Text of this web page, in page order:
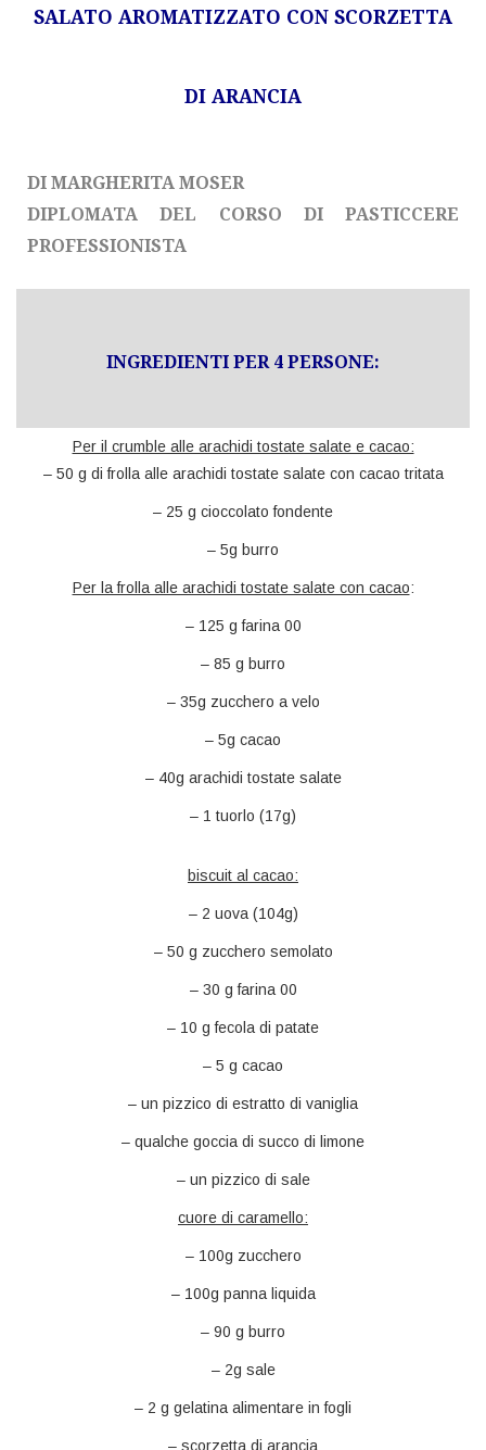
SALATO AROMATIZZATO CON SCORZETTA
DI ARANCIA
DI MARGHERITA MOSER
DIPLOMATA DEL CORSO DI PASTICCERE
PROFESSIONISTA
INGREDIENTI PER 4 PERSONE:
Per il crumble alle arachidi tostate salate e cacao:
– 50 g di frolla alle arachidi tostate salate con cacao tritata
– 25 g cioccolato fondente
– 5g burro
Per la frolla alle arachidi tostate salate con cacao:
– 125 g farina 00
– 85 g burro
– 35g zucchero a velo
– 5g cacao
– 40g arachidi tostate salate
– 1 tuorlo (17g)
biscuit al cacao:
– 2 uova (104g)
– 50 g zucchero semolato
– 30 g farina 00
– 10 g fecola di patate
– 5 g cacao
– un pizzico di estratto di vaniglia
– qualche goccia di succo di limone
– un pizzico di sale
cuore di caramello:
– 100g zucchero
– 100g panna liquida
– 90 g burro
– 2g sale
– 2 g gelatina alimentare in fogli
– scorzetta di arancia